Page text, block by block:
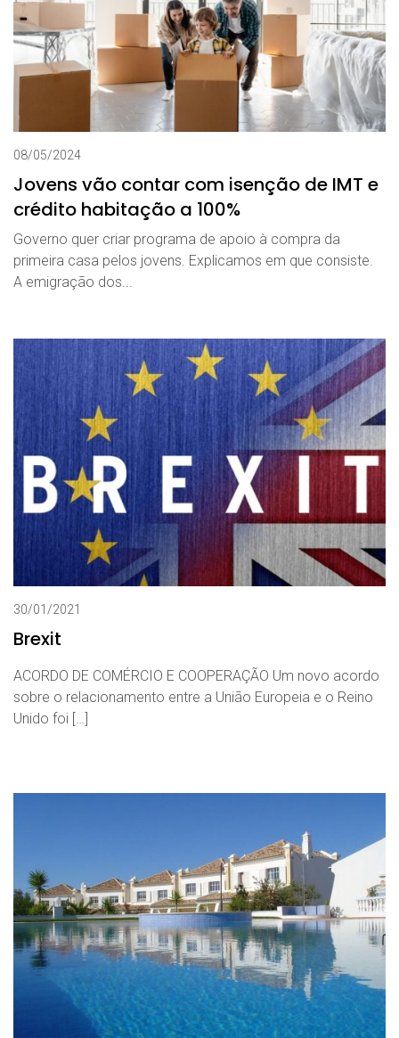
08/05/2024
Jovens vão contar com isenção de IMT e
crédito habitação a 100%
Governo quer criar programa de apoio à compra da
primeira casa pelos jovens. Explicamos em que consiste.
A emigração dos...
30/01/2021
Brexit
ACORDO DE COMÉRCIO E COOPERAÇÃO Um novo acordo
sobre o relacionamento entre a União Europeia e o Reino
Unido foi […]